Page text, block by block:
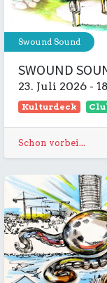
Swound Sound
SWOUND
23. Juli 2026 -
Kulturdeck
Schon vorbei...